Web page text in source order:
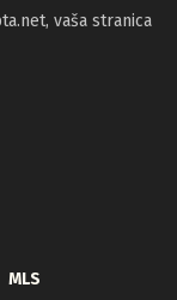
vaša stranica
MLS